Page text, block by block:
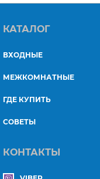
КАТАЛОГ
ВХОДНЫЕ
МЕЖКОМНАТНЫЕ
ГДЕ КУПИТЬ
СОВЕТЫ
КОНТАКТЫ